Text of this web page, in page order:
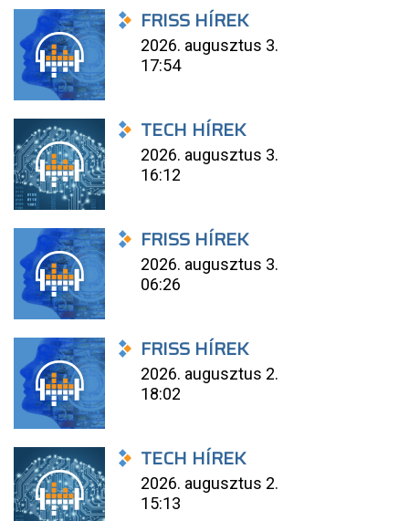
FRISS HÍREK
2026. augusztus 3.
17:54
TECH HÍREK
2026. augusztus 3.
16:12
FRISS HÍREK
2026. augusztus 3.
06:26
FRISS HÍREK
2026. augusztus 2.
18:02
TECH HÍREK
2026. augusztus 2.
15:13